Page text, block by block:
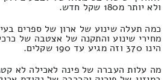
ולא יותר מ180 שקל חדש.
כמה תעלה שינוע של ארון של ספרים
מחירי שינוע והתקנה של אצטבה של
הינו 370 וזה מגיע עד 190 שקלים.
מה עלות העברה של פינה לאכילה לא